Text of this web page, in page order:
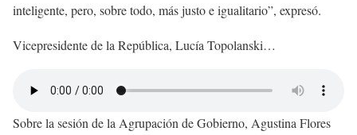
inteligente, pero, sobre todo, más justo e igualitario”, expresó.
Vicepresidente de la República, Lucía Topolanski…
Sobre la sesión de la Agrupación de Gobierno, Agustina Flores